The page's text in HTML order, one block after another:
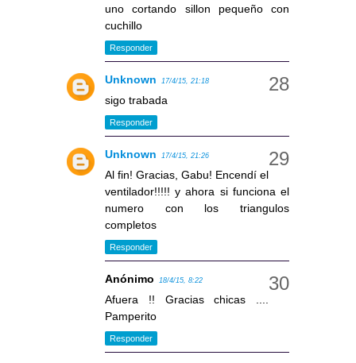
uno cortando sillon pequeño con
cuchillo
Responder
Unknown 17/4/15, 21:18
sigo trabada
Responder
Unknown 17/4/15, 21:26
Al fin! Gracias, Gabu! Encendí el
ventilador!!!!! y ahora si funciona el
numero con los triangulos
completos
Responder
Anónimo 18/4/15, 8:22
Afuera !! Gracias chicas ....
Pamperito
Responder